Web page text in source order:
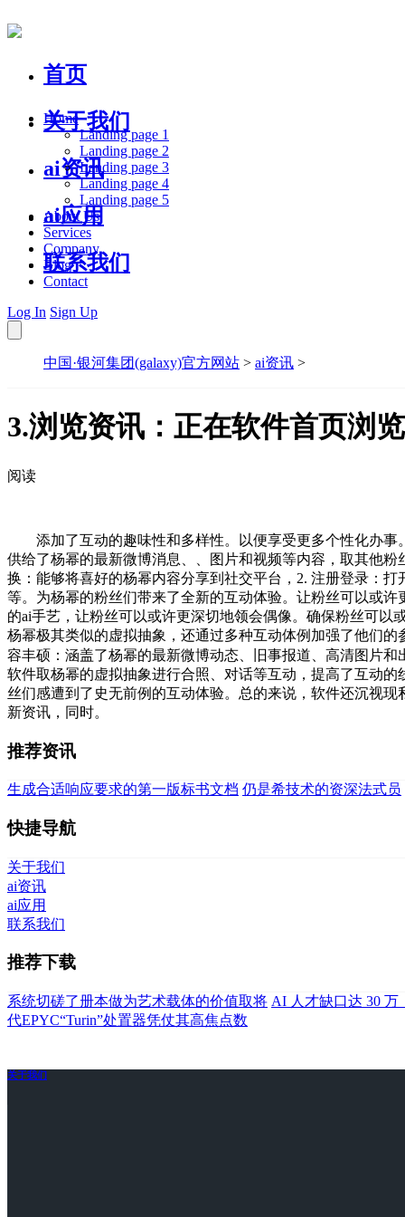
首页
关于我们
ai资讯
ai应用
联系我们
Home
Landing page 1
Landing page 2
Landing page 3
Landing page 4
Landing page 5
About Us
Services
Company
Blog
Contact
Log In Sign Up
中国·银河集团(galaxy)官方网站 > ai资讯 >
3.浏览资讯：正在软件首页浏
阅读
添加了互动的趣味性和多样性。以便享受更多个性化办事
供给了杨幂的最新微博消息、、图片和视频等内容，取其他
换：能够将喜好的杨幂内容分享到社交平台，2. 注册登录：
等。为杨幂的粉丝们带来了全新的互动体验。让粉丝可以或
的ai手艺，让粉丝可以或许更深切地领会偶像。确保粉丝可
杨幂极其类似的虚拟抽象，还通过多种互动体例加强了他们
容丰硕：涵盖了杨幂的最新微博动态、旧事报道、高清图片
软件取杨幂的虚拟抽象进行合照、对话等互动，提高了互动
丝们感遭到了史无前例的互动体验。总的来说，软件还沉视
新资讯，同时。
推荐资讯
生成合适响应要求的第一版标书文档 仍是希技术的资深法式员
快捷导航
关于我们
ai资讯
ai应用
联系我们
推荐下载
系统切磋了册本做为艺术载体的价值取将 AI 人才缺口达 30 万
代EPYC“Turin”处置器凭仗其高焦点数
关于我们